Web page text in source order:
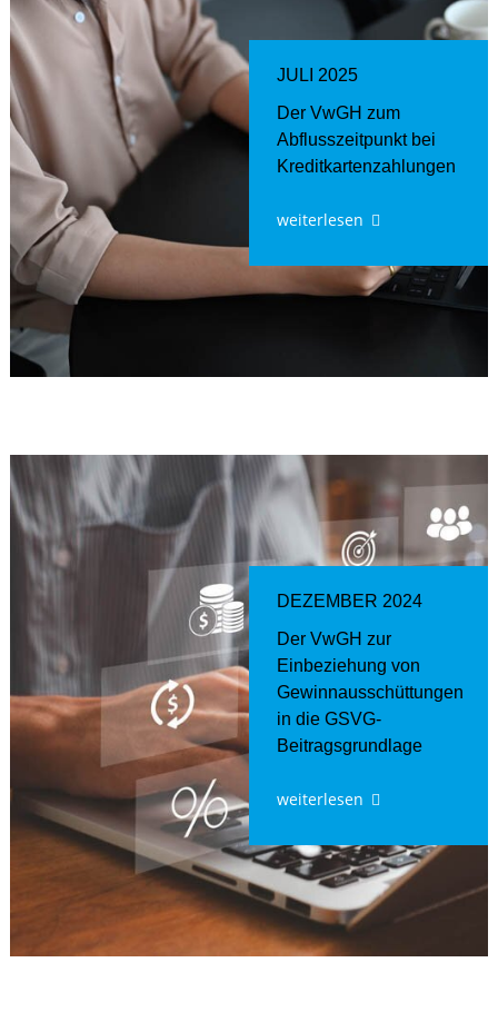
JULI 2025
Der VwGH zum
Abflusszeitpunkt bei
Kreditkartenzahlungen
weiterlesen
DEZEMBER 2024
Der VwGH zur
Einbeziehung von
Gewinnausschüttungen
in die GSVG-
Beitragsgrundlage
weiterlesen